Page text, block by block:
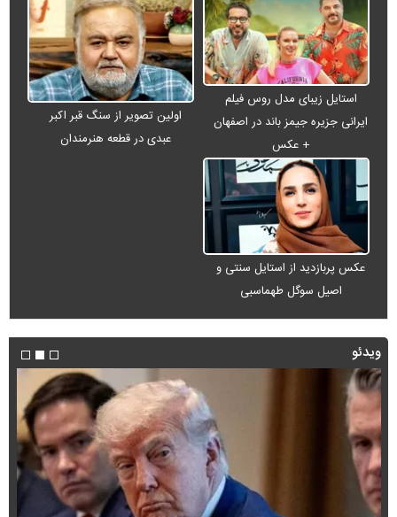
استایل زیبای مدل روس فیلم
ایرانی جزیره جیمز باند در اصفهان
+ عکس
اولین تصویر از سنگ قبر اکبر
عبدی در قطعه هنرمندان
عکس پربازدید از استایل سنتی و
اصیل سوگل طهماسبی
ویدئو